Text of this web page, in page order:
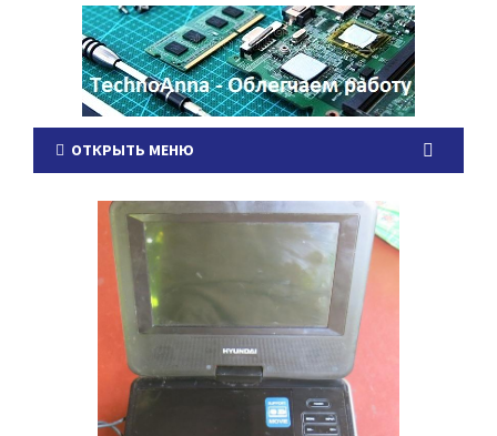
ОТКРЫТЬ МЕНЮ